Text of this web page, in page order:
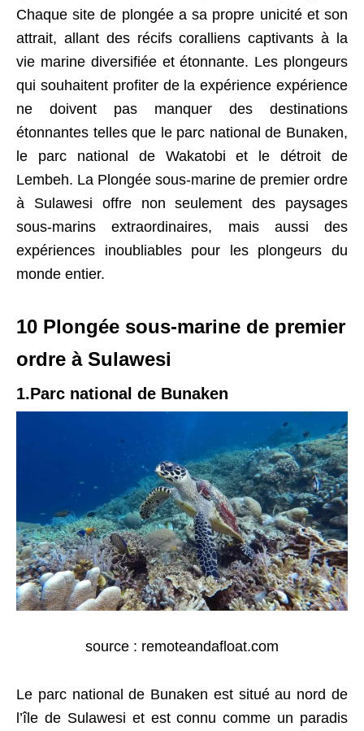
Chaque site de plongée a sa propre unicité et son
attrait, allant des récifs coralliens captivants à la
vie marine diversifiée et étonnante. Les plongeurs
qui souhaitent profiter de la expérience expérience
ne doivent pas manquer des destinations
étonnantes telles que le parc national de Bunaken,
le parc national de Wakatobi et le détroit de
Lembeh. La Plongée sous-marine de premier ordre
à Sulawesi offre non seulement des paysages
sous-marins extraordinaires, mais aussi des
expériences inoubliables pour les plongeurs du
monde entier.
10 Plongée sous-marine de premier
ordre à Sulawesi
1.Parc national de Bunaken
source : remoteandafloat.com
Le parc national de Bunaken est situé au nord de
l’île de Sulawesi et est connu comme un paradis